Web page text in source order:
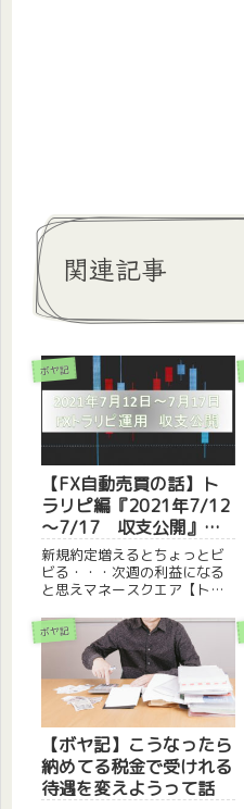
関連記事
ボヤ記
【FX自動売買の話】ト
ラリピ編『2021年7/12
～7/17 収支公開』っ
て話
新規約定増えるとちょっとビ
ビる・・・次週の利益になる
と思えマネースクエア【トラ
ル』、『加ドル/円』、『ユー
ロ/円』、『ユーロ/英ポン
ド』をトラリピ運用行ってお
ります。今月から1週間に1回
の頻度で更新していきます。...
ボヤ記
【ボヤ記】こうなったら
納めてる税金で受けれる
待遇を変えようって話